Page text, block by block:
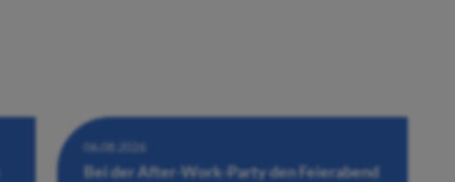
06.08.2026
Bei der After-Work-Party den Feierabend